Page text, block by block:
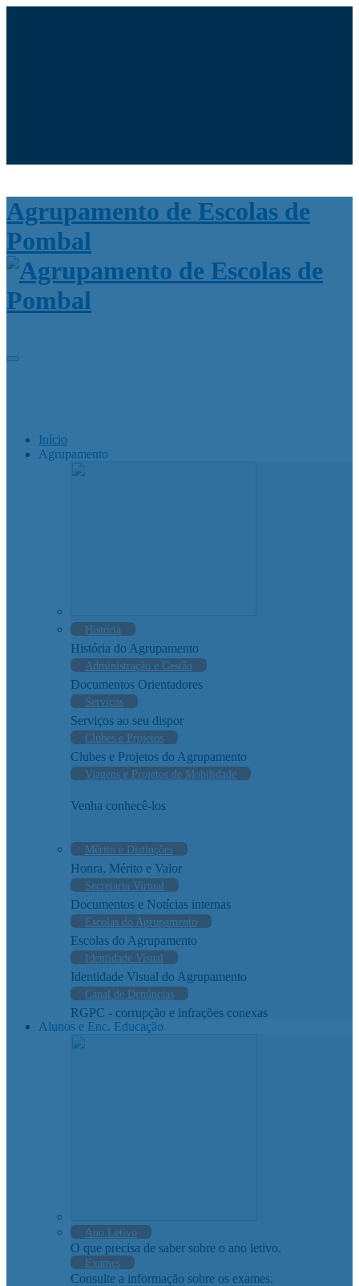
for:
Agrupamento de Escolas de
Pombal
Início
Agrupamento
História
História do Agrupamento
Administração e Gestão
Documentos Orientadores
Serviços
Serviços ao seu dispor
Clubes e Projetos
Clubes e Projetos do Agrupamento
Viagens e Projetos de Mobilidade
Venha conhecê-los
Mérito e Distinções
Honra, Mérito e Valor
Secretaria Virtual
Documentos e Notícias internas
Escolas do Agrupamento
Escolas do Agrupamento
Identidade Visual
Identidade Visual do Agrupamento
Canal de Denúncias
RGPC - corrupção e infrações conexas
Alunos e Enc. Educação
Ano Letivo
O que precisa de saber sobre o ano letivo.
Exames
Consulte a informação sobre os exames.